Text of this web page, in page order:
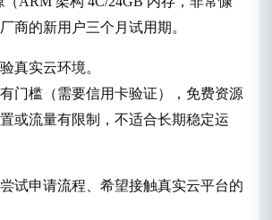
商的新用户三个月试用期。
真实云环境。
有门槛（需要信用卡验证），免费资源
或流量有限制，不适合长期稳定运
尝试申请流程、希望接触真实云平台的